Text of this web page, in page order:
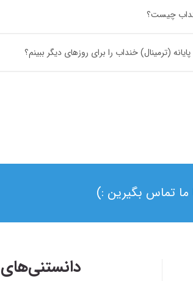
چیست؟
(ترمینال) خنداب را برای روزهای دیگر ببینم؟
ما تماس بگیرین :)